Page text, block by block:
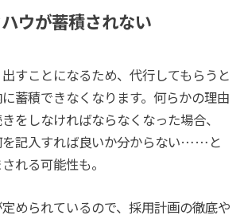
ウが蓄積されない
すことになるため、代行してもらうと
蓄積できなくなります。何らかの理由
をしなければならなくなった場合、
を記入すれば良いか分からない……と
れる可能性も。
められているので、採用計画の徹底や